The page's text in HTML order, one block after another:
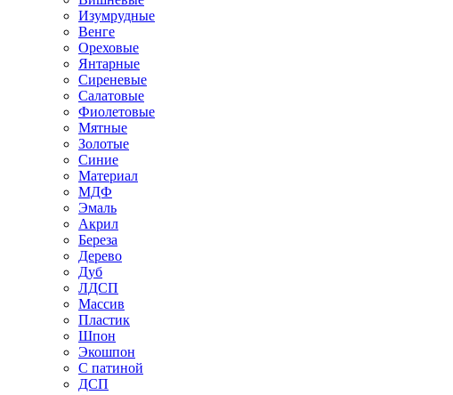
Изумрудные
Венге
Ореховые
Янтарные
Сиреневые
Салатовые
Фиолетовые
Мятные
Золотые
Синие
Материал
МДФ
Эмаль
Акрил
Береза
Дерево
Дуб
ЛДСП
Массив
Пластик
Шпон
Экошпон
С патиной
ДСП